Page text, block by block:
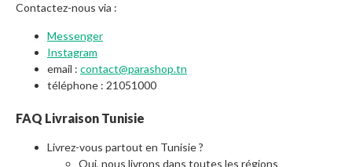
Contactez-nous via :
Messenger
Instagram
email : contact@parashop.tn
téléphone : 21051000
FAQ Livraison Tunisie
Livrez-vous partout en Tunisie ?
Oui, nous livrons dans toutes les régions